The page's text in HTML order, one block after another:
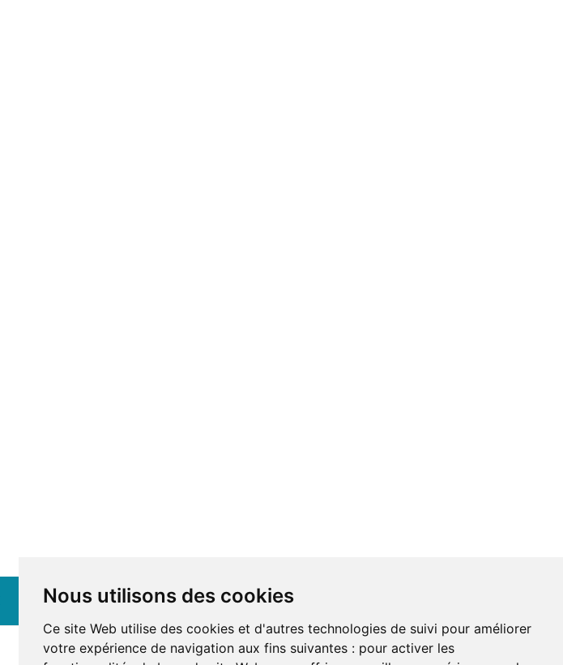
Nous utilisons des cookies
Ce site Web utilise des cookies et d'autres technologies de suivi pour améliorer
votre expérience de navigation aux fins suivantes : pour activer les
CARRIÈRE BÉNÉVOLAT FONDATIONS À PROPOS DE NOUS